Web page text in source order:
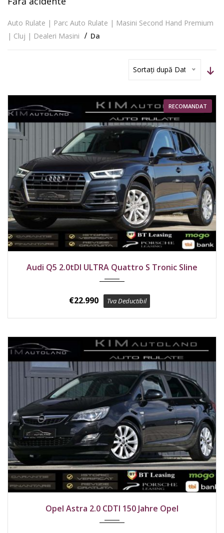
Auto Rulate | Parc Auto Rulate | Masini Second Hand Premium
| Cluj | Dealeri Masini
Da
Sortați după Dată
RECOMANDAT
Audi Q5 2.0tDI ULTRA Quattro S Tronic Sline
€22.990 Tva Deductibil
Opel Astra 2.0 CDTI 150 Jahre Opel